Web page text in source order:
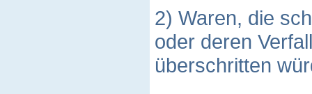
2) Waren, die
oder deren
überschritten